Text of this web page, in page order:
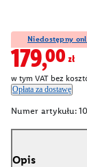
Niedostępny
179,00zł
w tym VAT bez
Opłata za dostawę
Numer artykułu:
Opis